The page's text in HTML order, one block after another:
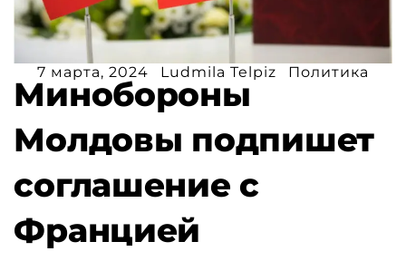
7 марта, 2024 Ludmila Telpiz Политика
Минобороны
Молдовы подпишет
соглашение с
Францией